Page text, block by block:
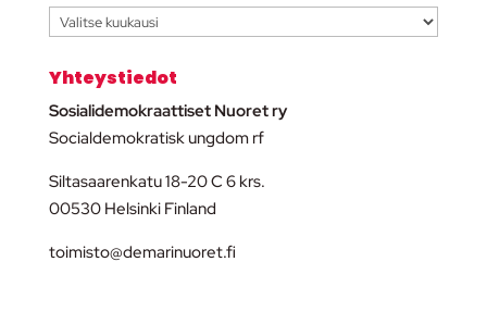
Arkisto
Yhteystiedot
Sosialidemokraattiset Nuoret ry
Socialdemokratisk ungdom rf
Siltasaarenkatu 18-20 C 6 krs.
00530 Helsinki Finland
toimisto@demarinuoret.fi